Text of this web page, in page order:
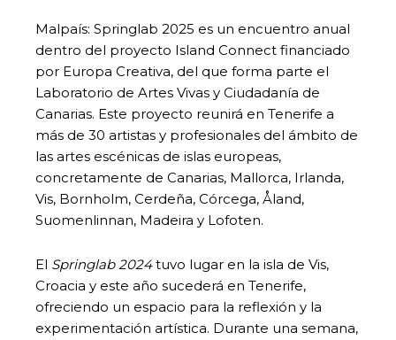
Malpaís: Springlab 2025 es un encuentro anual
dentro del proyecto Island Connect financiado
por Europa Creativa, del que forma parte el
Laboratorio de Artes Vivas y Ciudadanía de
Canarias. Este proyecto reunirá en Tenerife a
más de 30 artistas y profesionales del ámbito de
las artes escénicas de islas europeas,
concretamente de Canarias, Mallorca, Irlanda,
Vis, Bornholm, Cerdeña, Córcega, Åland,
Suomenlinnan, Madeira y Lofoten.
El Springlab 2024tuvo lugar en la isla de Vis,
Croacia y este año sucederá en Tenerife,
ofreciendo un espacio para la reflexión y la
experimentación artística. Durante una semana,